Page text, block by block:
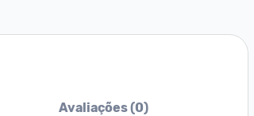
Avaliações (0)